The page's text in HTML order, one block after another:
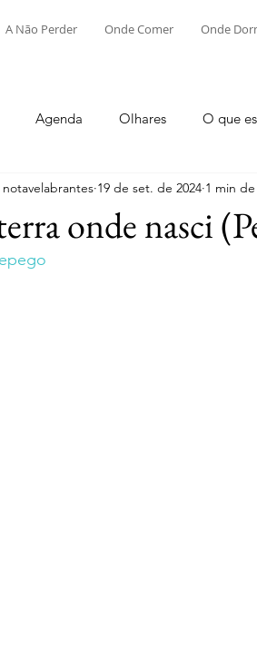
A Não Perder Onde Comer Onde
Agenda Olhares O que
e Souto Alvega e Concavada
Pego
onde nasci
notavelabrantes 19 de set. de 2024 1 min